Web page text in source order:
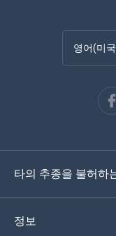
영어(미
Español
Deutsch
타의 추종을 불허하
정보